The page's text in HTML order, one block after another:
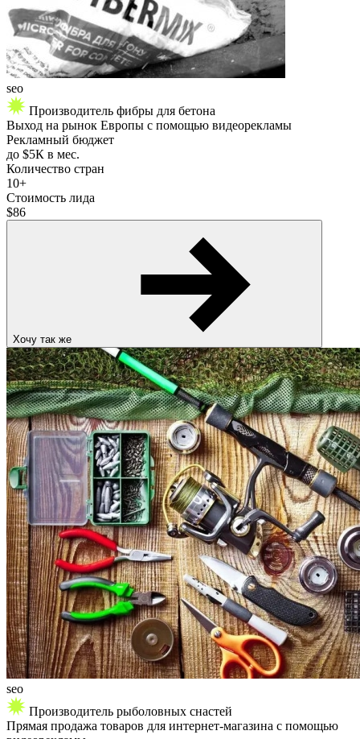
seo
Производитель фибры для бетона
Выход на рынок Европы с помощью видеорекламы
Рекламный бюджет
до $5К в мес.
Количество стран
10+
Стоимость лида
$86
Хочу так же
seo
Производитель рыболовных снастей
Прямая продажа товаров для интернет-магазина с помощью